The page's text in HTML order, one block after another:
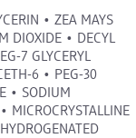
• ZEA MAYS
DIOXIDE • DECYL
7 GLYCERYL
6 • PEG-30
• SODIUM
MICROCRYSTALLINE